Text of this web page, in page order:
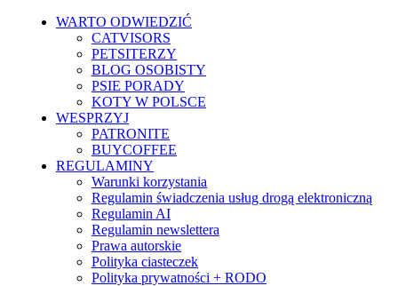
WARTO ODWIEDZIĆ
CATVISORS
PETSITERZY
BLOG OSOBISTY
PSIE PORADY
KOTY W POLSCE
WESPRZYJ
PATRONITE
BUYCOFFEE
REGULAMINY
Warunki korzystania
Regulamin świadczenia usług drogą elektroniczną
Regulamin AI
Regulamin newslettera
Prawa autorskie
Polityka ciasteczek
Polityka prywatności + RODO